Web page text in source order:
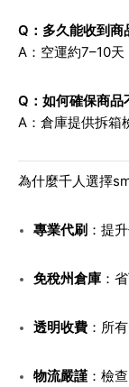
Q：多久能收到商
A：空運約7–10天
Q：如何確保商品
A：倉庫提供拆箱
為什麼千人選擇
專業代刷：提
免稅州倉庫：
透明收費：所
物流嚴謹：檢